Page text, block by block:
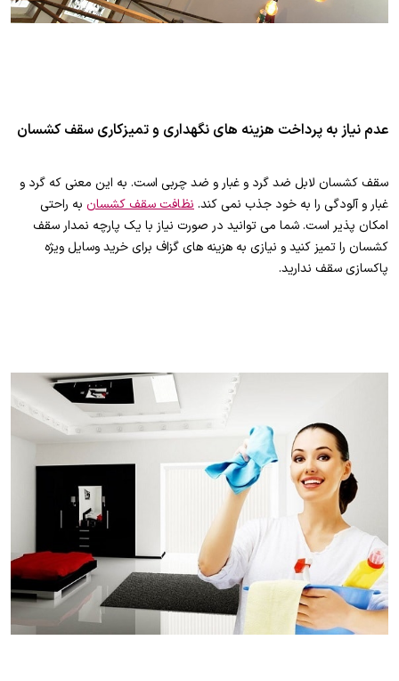
عدم نیاز به پرداخت هزینه های نگهداری و تمیزکاری سقف کشسان
سقف کشسان لابل ضد گرد و غبار و ضد چربی است. به این معنی که گرد و
غبار و آلودگی را به خود جذب نمی کند.نظافت سقف کشسان به راحتی
امکان پذیر است. شما می توانید در صورت نیاز با یک پارچه نمدار سقف
کشسان را تمیز کنید و نیازی به هزینه های گزاف برای خرید وسایل ویژه
پاکسازی سقف ندارید.